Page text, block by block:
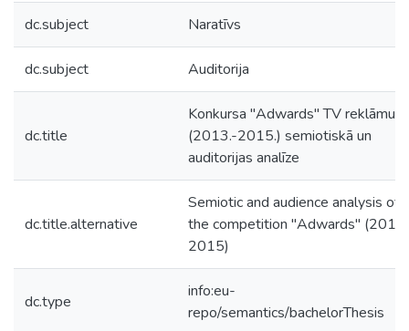
dc.subject Naratīvs
dc.subject Auditorija
dc.title
Konkursa "Adwards" TV reklāmu
(2013.-2015.) semiotiskā un
auditorijas analīze
dc.title.alternative
Semiotic and audience analysis of
the competition "Adwards"
2015)
dc.type
info:eu-
repo/semantics/bachelorThesis